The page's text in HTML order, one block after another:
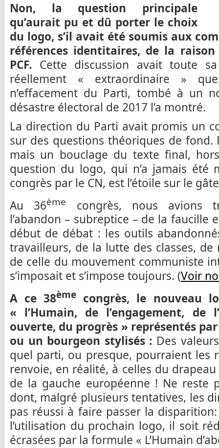
Non, la question principale
qu’aurait pu et dû porter le choix
du logo, s’il avait été soumis aux
références identitaires, de la raison
PCF. Cette discussion avait toute
réellement « extraordinaire »
n’effacement du Parti, tombé à un
désastre électoral de 2017 l’a montré.
La direction du Parti avait promis un
sur des questions théoriques de fond.
mais un bouclage du texte final,
question du logo, qui n’a jamais été
congrès par le CN, est l’étoile sur le
Au 36ème
congrès, nous avions
l’abandon – subreptice – de la faucille
début de débat : les outils
travailleurs, de la lutte des classes,
de celle du mouvement communiste
s’imposait et s’impose toujours. (Voir
A ce 38ème congrès, le nouveau
« l’Humain, de l’engagement, de
ouverte, du progrès » représentés
ou un bourgeon stylisés : Des
quel parti, ou presque, pourraient les
renvoie, en réalité, à celles du
de la gauche européenne ! Ne reste
dont, malgré plusieurs tentatives, les
pas réussi à faire passer la
l’utilisation du prochain logo, il soit
écrasées par la formule « L’Humain